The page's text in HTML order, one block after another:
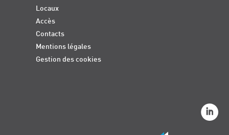
Locaux
Accès
Contacts
Mentions légales
Gestion des cookies